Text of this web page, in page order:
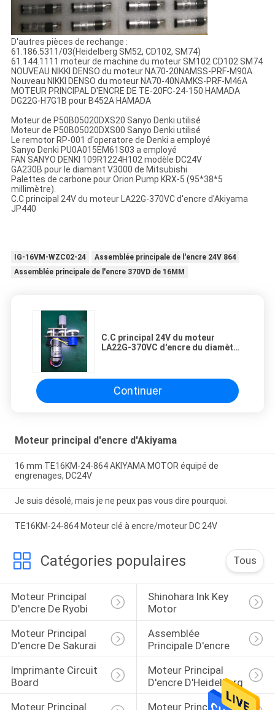
D'autres pièces de rechange :
61.186.5311/03(Heidelberg SM52, CD102, SM74)
61.144.1111 moteur de machine du moteur SM102 CD102 SM74
NOUVEAU NIKKI DENSO du moteur NA70-20NAMSS-PRF-M90A
Nouveau NIKKI DENSO du moteur NA70-40NAMKS-PRF-M46A
MOTEUR PRINCIPAL D'ENCRE DE TE-20FC-24-150 HAMADA
DG22G-H7G1B pour B452A HAMADA
Moteur de P50B05020DXS20 Sanyo Denki utilisé
Moteur de P50B05020DXS00 Sanyo Denki utilisé
Le remotor RP-001 d'operatore de Denki a employé
Sanyo Denki PU0A015EM61S03 a employé
FAN SANYO DENKI 109R1224H102 modèle DC24V
GA230B pour le diamant V3000 de Mitsubishi
Palettes de carbone pour Orion Pump KRX-5 (95*38*5
millimètre).
C.C principal 24V du moteur LA22G-370VC d'encre d'Akiyama
JP440
IG-16VM-WZC02-24
Assemblée principale de l'encre 24V 864
Assemblée principale de l'encre 370VD de 16MM
C.C principal 24V du moteur
LA22G-370VC d'encre du diamètre
Continuer
Moteur principal d'encre d'Akiyama
16 mm TE16KM-24-864 AKIYAMA MOTOR équipé de
engrenages, DC24V
Je suis désolé, mais je ne peux pas vous dire pourquoi.
TE16KM-24-864 Moteur clé à encre/moteur DC 24V
Catégories populaires Tous
Moteur Principal
D'encre De Ryobi
Shinohara Ink Key
Motor
Moteur Principal
D'encre De Sakurai
Assemblée
Principale D'encre
Imprimante Circuit
Board
Moteur Principal
D'encre D'Heidelberg
Moteur Principal
Moteur Principal